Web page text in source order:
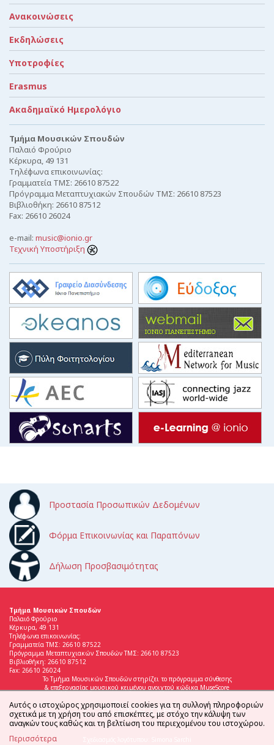
Ανακοινώσεις
Εκδηλώσεις
Υποτροφίες
Erasmus
Ακαδημαϊκό Ημερολόγιο
Τμήμα Μουσικών Σπουδών
Παλαιό Φρούριο
Κέρκυρα, 49 131
Τηλέφωνα επικοινωνίας:
Γραμματεία ΤΜΣ: 26610 87522
Πρόγραμμα Μεταπτυχιακών Σπουδών ΤΜΣ: 26610 87523
Βιβλιοθήκη: 26610 87512
Fax: 26610 26024
e-mail: music@ionio.gr
Τεχνική Υποστήριξη
Προστασία Προσωπικών Δεδομένων
Φόρμα Επικοινωνίας και Παραπόνων
Δήλωση Προσβασιμότητας
Τμήμα Μουσικών Σπουδών
Παλαιό Φρούριο
Κέρκυρα, 49 131
Τηλέφωνα επικοινωνίας:
Γραμματεία ΤΜΣ: 26610 87522
Πρόγραμμα Μεταπτυχιακών Σπουδών ΤΜΣ: 26610 87523
Βιβλιοθήκη: 26610 87512
Fax: 26610 26024
Το Τμήμα Μουσικών Σπουδών στηρίζει το πρόγραμμα σύνθεσης
& επεξεργασίας μουσικού κειμένου ανοιχτού κώδικα MuseScore
Αυτός ο ιστοχώρος χρησιμοποιεί cookies για τη συλλογή πληροφοριών
σχετικά με τη χρήση του από επισκέπτες, με στόχο την κάλυψη των
αναγκών τους καθώς και τη βελτίωση του περιεχομένου του ιστοχώρου.
Περισσότερα